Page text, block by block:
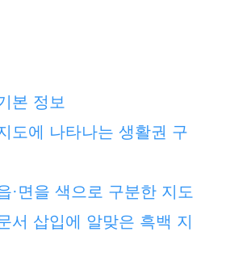
본 정보
도에 나타나는 생활권 구
·면을 색으로 구분한 지도
서 삽입에 알맞은 흑백 지